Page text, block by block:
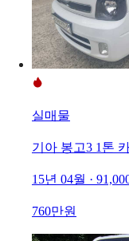
실매물
기아 봉고3 1톤
15년 04월 ·
760만원